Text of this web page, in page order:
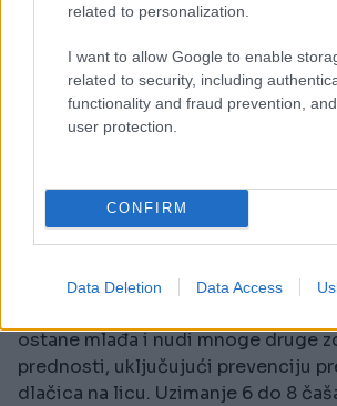
related to personalization.
I want to allow Google to enable
related to security, including
functionality and fraud prevention,
user protection.
CONFIRM
Data Deletion Data Access
ljepotu. Konzumiranje dovoljno
ostane mlađa i nudi mnoge druge
prednosti, uključujući prevenciju
dlačica na licu. Uzimanje 6 do 8